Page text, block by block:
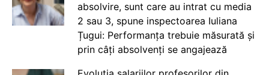
absolvire, sunt care au intrat cu media
2 sau 3, spune inspectoarea Iuliana
Țugui: Performanța trebuie măsurată și
prin câți absolvenți se angajează